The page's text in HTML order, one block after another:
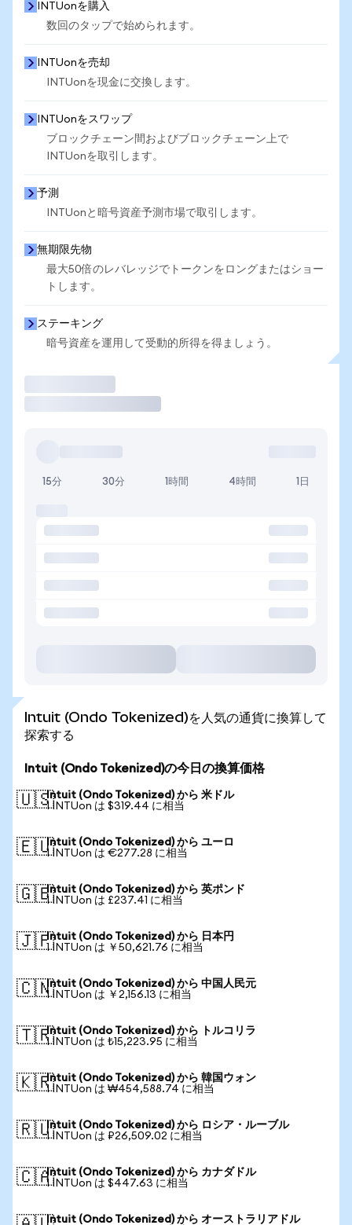
INTUonを購入
数回のタップで始められます。
INTUonを売却
INTUonを現金に交換します。
INTUonをスワップ
ブロックチェーン間およびブロックチェーン上で
INTUonを取引します。
予測
INTUonと暗号資産予測市場で取引します。
無期限先物
最大50倍のレバレッジでトークンをロングまたはショー
トします。
ステーキング
暗号資産を運用して受動的所得を得ましょう。
15分 30分 1時間 4時間 1日
Intuit (Ondo Tokenized)を人気の通貨に換算して
探索する
Intuit (Ondo Tokenized)の今日の換算価格
🇺🇸Intuit (Ondo Tokenized) から 米ドル
1 INTUon は $319.44 に相当
🇪🇺Intuit (Ondo Tokenized) から ユーロ
1 INTUon は €277.28 に相当
🇬🇧Intuit (Ondo Tokenized) から 英ポンド
1 INTUon は £237.41 に相当
🇯🇵Intuit (Ondo Tokenized) から 日本円
1 INTUon は ￥50,621.76 に相当
🇨🇳Intuit (Ondo Tokenized) から 中国人民元
1 INTUon は ￥2,156.13 に相当
🇹🇷Intuit (Ondo Tokenized) から トルコリラ
1 INTUon は ₺15,223.95 に相当
🇰🇷Intuit (Ondo Tokenized) から 韓国ウォン
1 INTUon は ₩454,588.74 に相当
🇷🇺Intuit (Ondo Tokenized) から ロシア・ルーブル
1 INTUon は ₽26,509.02 に相当
🇨🇦Intuit (Ondo Tokenized) から カナダドル
1 INTUon は $447.63 に相当
Intuit (Ondo Tokenized) から オーストラリアドル